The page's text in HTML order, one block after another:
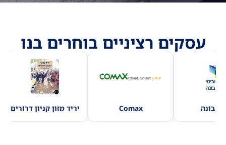
עסקים רציניים בוחרים בנו
יריד מזון קניון Comax סולל בונה